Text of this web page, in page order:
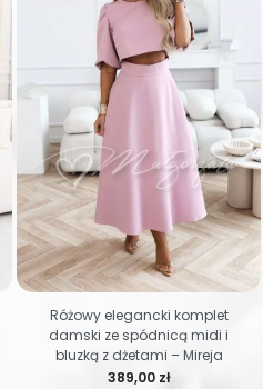
Cena
389,00 zł
Różowy elegancki komplet
damski ze spódnicą midi i
bluzką z dżetami – Mireja